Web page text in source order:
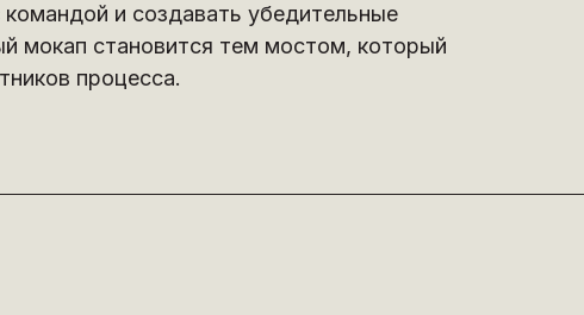
и создавать убедительные
мокап становится тем мостом, который
процесса.